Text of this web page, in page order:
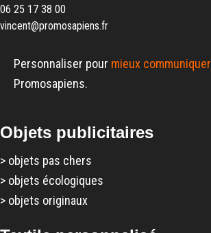
06 25 17 38 00
vincent@promosapiens.fr
Personnaliser pour mieux communiquer
Promosapiens.
Objets publicitaires
> objets pas chers
> objets écologiques
> objets originaux